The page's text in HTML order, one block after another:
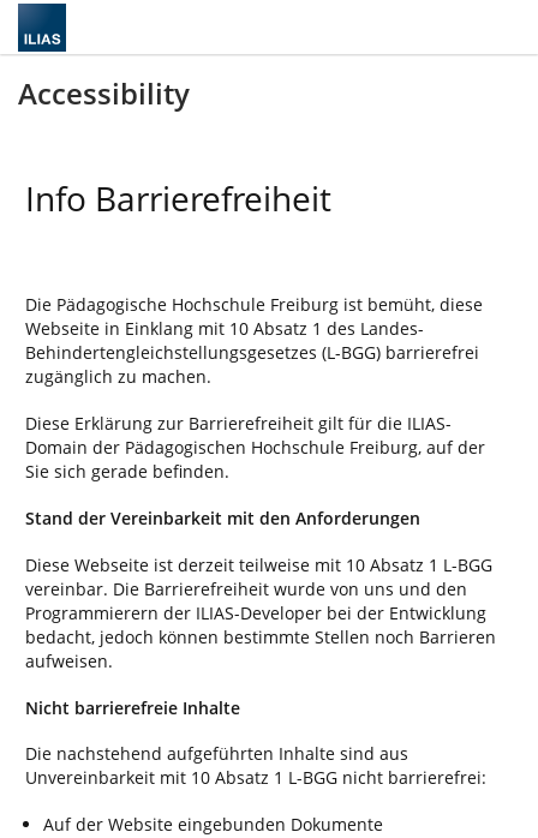
Accessibility
Info Barrierefreiheit
Die Pädagogische Hochschule Freiburg ist bemüht, diese
Webseite in Einklang mit 10 Absatz 1 des Landes-
Behindertengleichstellungsgesetzes (L-BGG) barrierefrei
zugänglich zu machen.
Diese Erklärung zur Barrierefreiheit gilt für die ILIAS-
Domain der Pädagogischen Hochschule Freiburg, auf der
Sie sich gerade befinden.
Stand der Vereinbarkeit mit den Anforderungen
Diese Webseite ist derzeit teilweise mit 10 Absatz 1 L-BGG
vereinbar. Die Barrierefreiheit wurde von uns und den
Programmierern der ILIAS-Developer bei der Entwicklung
bedacht, jedoch können bestimmte Stellen noch Barrieren
aufweisen.
Nicht barrierefreie Inhalte
Die nachstehend aufgeführten Inhalte sind aus
Unvereinbarkeit mit 10 Absatz 1 L-BGG nicht barrierefrei:
Auf der Website eingebunden Dokumente